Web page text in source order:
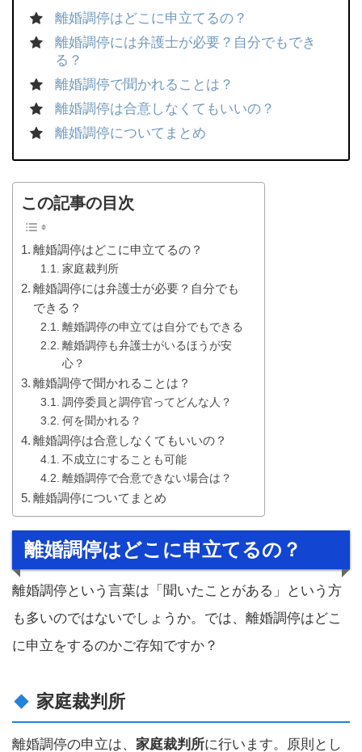
離婚調停はどこに申立てるの？
離婚調停には弁護士が必要？自分でもでき
る？
離婚調停で聞かれることは？
離婚調停は合意しなくてもいいの？
離婚調停についてまとめ
この記事の目次
離婚調停はどこに申立てるの？
家庭裁判所
離婚調停には弁護士が必要？自分でも
できる？
離婚調停の申立ては自分でもできる
離婚調停も弁護士がいるほうが安
心？
離婚調停で聞かれることは？
調停委員と調停官ってどんな人？
何を聞かれる？
離婚調停は合意しなくてもいいの？
不成立にすることも可能
離婚調停で合意できない場合は？
離婚調停についてまとめ
離婚調停はどこに申立てるの？
離婚調停という言葉は「聞いたことがある」という方
も多いのではないでしょうか。では、離婚調停はどこ
に申立をするのかご存知ですか？
家庭裁判所
離婚調停の申立は、 家庭裁判所に行います。原則とし